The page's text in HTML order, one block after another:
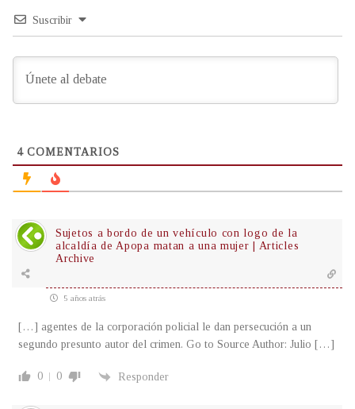
Suscribir
4COMENTARIOS
Sujetos a bordo de un vehículo con logo de la
alcaldía de Apopa matan a una mujer | Articles
Archive
5 años atrás
[…] agentes de la corporación policial le dan persecución a un
segundo presunto autor del crimen. Go to Source Author: Julio […]
0 0 Responder